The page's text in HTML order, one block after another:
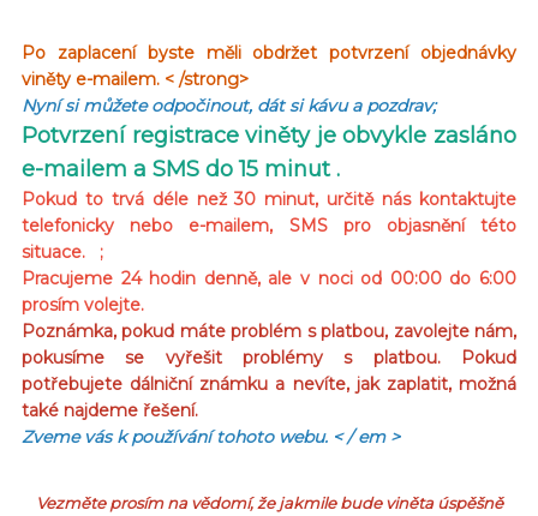
Po zaplacení byste měli obdržet potvrzení objednávky
viněty e-mailem. < /strong>
Nyní si můžete odpočinout, dát si kávu a pozdrav;
Potvrzení registrace viněty je obvykle zasláno
e-mailem a SMS do 15 minut .
Pokud to trvá déle než 30 minut, určitě nás kontaktujte
telefonicky nebo e-mailem, SMS pro objasnění této
situace. ;
Pracujeme 24 hodin denně, ale v noci od 00:00 do 6:00
prosím volejte.
Poznámka, pokud máte problém s platbou, zavolejte nám,
pokusíme se vyřešit problémy s platbou. Pokud
potřebujete dálniční známku a nevíte, jak zaplatit, možná
také najdeme řešení.
Zveme vás k používání tohoto webu. < / em >
Vezměte prosím na vědomí, že jakmile bude viněta úspěšně